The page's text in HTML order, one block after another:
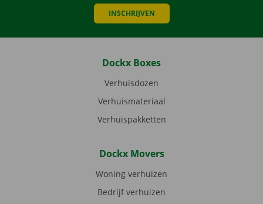
INSCHRIJVEN
Dockx Boxes
Verhuisdozen
Verhuismateriaal
Verhuispakketten
Dockx Movers
Woning verhuizen
Bedrijf verhuizen